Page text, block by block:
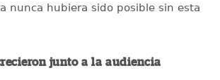
nunca hubiera sido posible sin esta
junto a la audiencia